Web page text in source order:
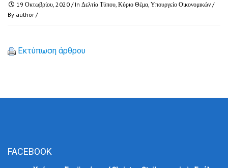
19 Οκτωβρίου, 2020 / In Δελτία Τύπου, Κύριο Θέμα, Υπουργείο Οικονομικών /
By author /
Εκτύπωση άρθρου
FACEBOOK